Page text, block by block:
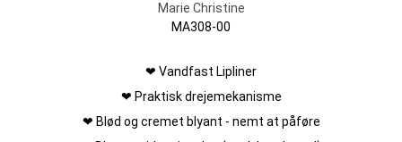
Marie Christine
MA308-00
❤ Vandfast Lipliner
❤ Praktisk drejemekanisme
❤ Blød og cremet blyant - nemt at påføre